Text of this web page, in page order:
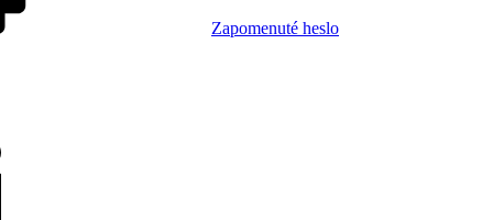
Zapomenuté heslo